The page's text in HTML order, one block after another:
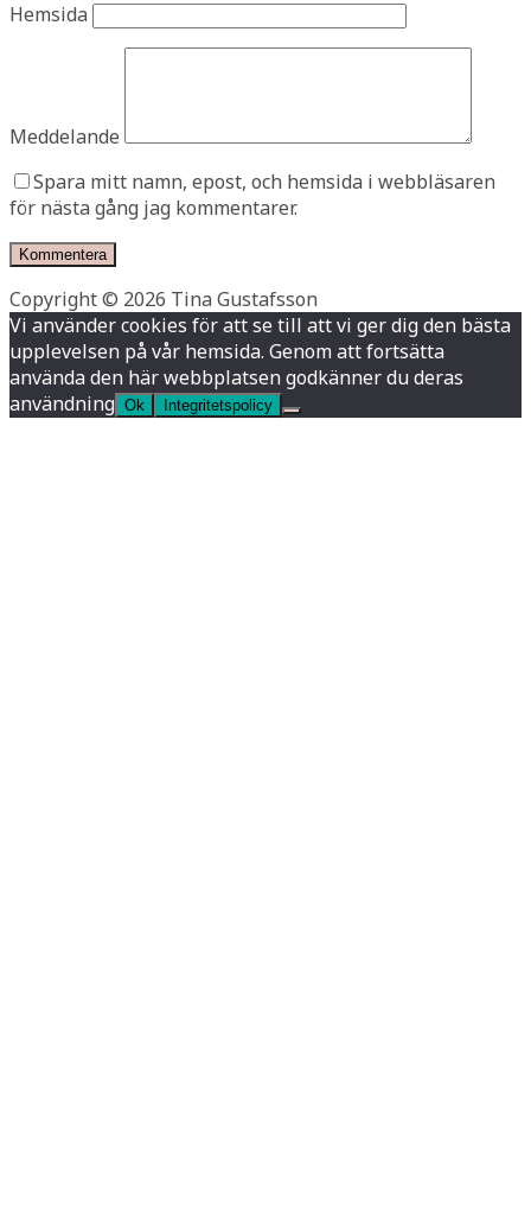
Hemsida
Meddelande
Spara mitt namn, epost, och hemsida i webbläsaren
för nästa gång jag kommentarer.
Copyright © 2026 Tina Gustafsson
Vi använder cookies för att se till att vi ger dig den bästa
upplevelsen på vår hemsida. Genom att fortsätta
använda den här webbplatsen godkänner du deras
användning Ok Integritetspolicy